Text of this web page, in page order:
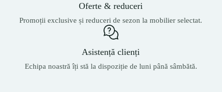
Oferte & reduceri
Promoții exclusive și reduceri de sezon la mobilier selectat.
Asistență clienți
Echipa noastră îți stă la dispoziție de luni până sâmbătă.